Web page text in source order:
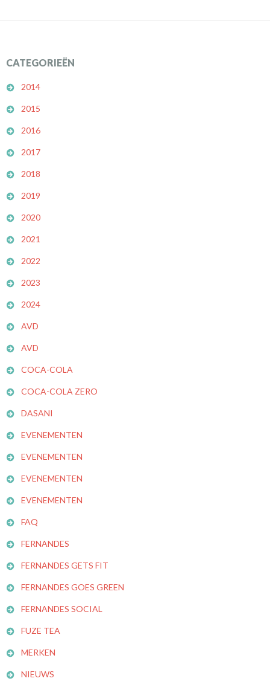
CATEGORIEËN
2014
2015
2016
2017
2018
2019
2020
2021
2022
2023
2024
AVD
AVD
COCA-COLA
COCA-COLA ZERO
DASANI
EVENEMENTEN
EVENEMENTEN
EVENEMENTEN
EVENEMENTEN
FAQ
FERNANDES
FERNANDES GETS FIT
FERNANDES GOES GREEN
FERNANDES SOCIAL
FUZE TEA
MERKEN
NIEUWS